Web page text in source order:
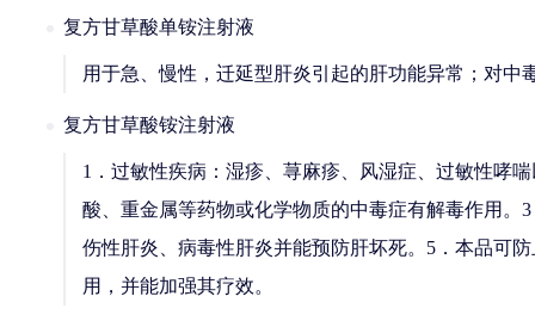
复方甘草酸单铵注射液
用于急、慢性，迁延型肝炎引起的肝功能异常；对
复方甘草酸铵注射液
1．过敏性疾病：湿疹、荨麻疹、风湿症、过敏性哮
酸、重金属等药物或化学物质的中毒症有解毒作用
伤性肝炎、病毒性肝炎并能预防肝坏死。5．本品可
用，并能加强其疗效。